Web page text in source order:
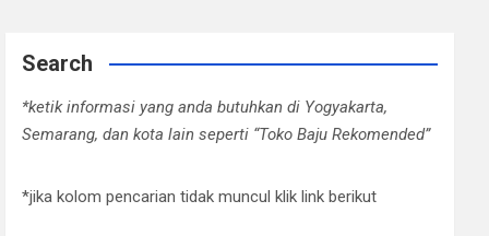
Search
*ketik informasi yang anda butuhkan di Yogyakarta,
Semarang, dan kota lain seperti “Toko Baju Rekomended”
*jika kolom pencarian tidak muncul klik link berikut